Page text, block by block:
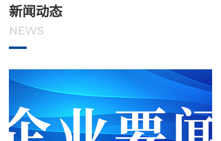
媒体中心
投资者关系
新闻动态
NEWS